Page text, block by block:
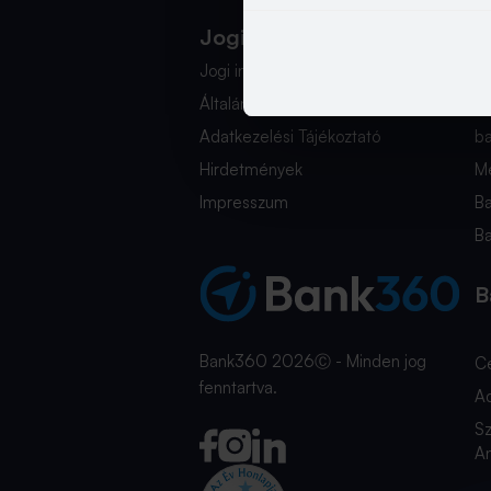
Jogi Dokumentumok
Jogi információk
Általános Szerződési Feltételek
Adatkezelési Tájékoztató
Hirdetmények
Impresszum
Bank360 2026Ⓒ - Minden jog
fenntartva.